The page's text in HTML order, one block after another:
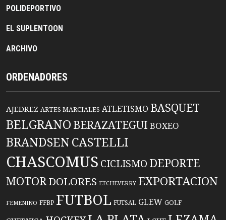
POLIDEPORTIVO
EL SUPLENTOON
ARCHIVO
ORDENADORES
AJEDREZ ARTES MARCIALES ATLETISMO BASQUET
BELGRANO BERAZATEGUIBOXEO
BRANDSENCASTELLI
CHASCOMUS CICLISMO DEPORTE
MOTORDOLORES ETCHEVERRY EXPORTACION
FEMENINO FFBP FUTBOL FUTSAL GLEW GOLF